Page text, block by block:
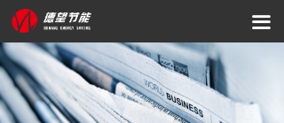
끀
网站首页
关于我们
产品服务